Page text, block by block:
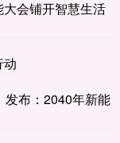
会铺开智慧生活
动
发布：2040年新能